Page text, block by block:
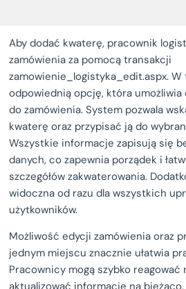
Aby dodać kwaterę, pracownik
zamówienia za pomocą transakcji
zamowienie_logistyka_edit.aspx.
odpowiednią opcję, która
do zamówienia. System pozwala
kwaterę oraz przypisać ją do
Wszystkie informacje zapisują się
danych, co zapewnia porządek i
szczegółów zakwaterowania.
widoczna od razu dla wszystkich
użytkowników.
Możliwość edycji zamówienia oraz
jednym miejscu znacznie ułatwia
Pracownicy mogą szybko reagować